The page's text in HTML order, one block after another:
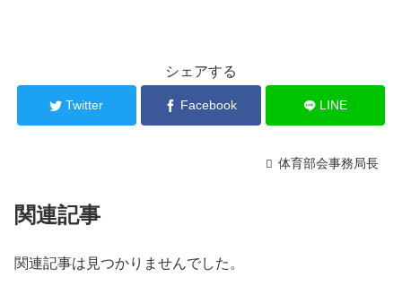
シェアする
Twitter Facebook LINE
体育部会事務局長
関連記事
関連記事は見つかりませんでした。